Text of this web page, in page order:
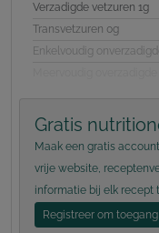
Verzadigde vetzuren 1g
Transvetzuren 0g
Enkelvoudig
Gratis
Maak een gratis
vrije website,
informatie bij elk recept
Registreer om